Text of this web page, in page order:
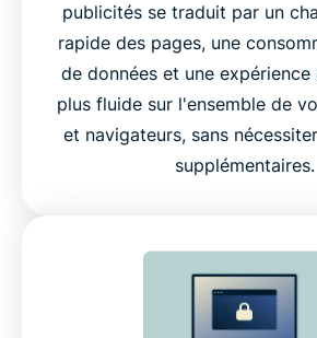
publicités se traduit par un
rapide des pages, une
de données et une
plus fluide sur l'ensemble de
et navigateurs, sans
supplémentaires.